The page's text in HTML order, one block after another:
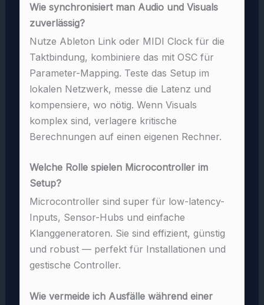
Wie synchronisiert man Audio und Visuals
zuverlässig?
Nutze Ableton Link oder MIDI Clock für die
Taktbindung, kombiniere das mit OSC für
Parameter-Mapping. Teste das Setup im
lokalen Netzwerk, messe die Latenz und
kompensiere, wo nötig. Wenn Visuals
komplex sind, verlagere kritische
Berechnungen auf einen eigenen Rechner.
Welche Rolle spielen Microcontroller im
Setup?
Microcontroller sind super für low-latency-
Inputs, Sensor-Hubs und einfache
Klanggeneratoren. Sie sind effizient, günstig
und robust — perfekt für Installationen und
gestische Controller.
Wie vermeide ich Ausfälle während einer